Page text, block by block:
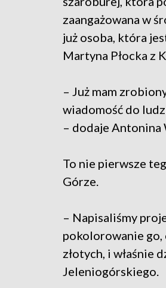
zaangażowana w
już osoba, która
Martyna Płocka z
– Już mam
wiadomość do
– dodaje Antonina
To nie pierwsze
Górze.
– Napisaliśmy
pokolorowanie go,
złotych, i właśnie
Jeleniogórskiego.